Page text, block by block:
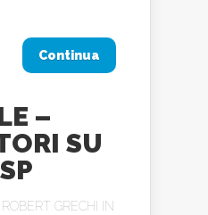
Continua
–
SU
ROBERT GRECHI
IN